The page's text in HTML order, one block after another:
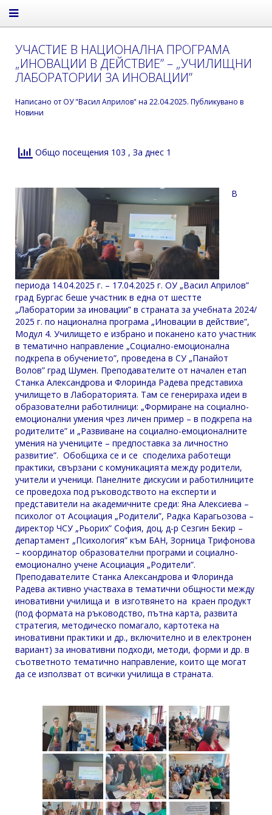
УЧАСТИЕ В НАЦИОНАЛНА ПРОГРАМА
„ИНОВАЦИИ В ДЕЙСТВИЕ” – „УЧИЛИЩНИ
ЛАБОРАТОРИИ ЗА ИНОВАЦИИ”
Написано от ОУ "Васил Априлов" на 22.04.2025. Публикувано в
Новини
Общо посещения 103 , За днес 1
В
периода 14.04.2025 г. – 17.04.2025 г. ОУ „Васил Априлов”
град Бургас беше участник в една от шестте
„Лаборатории за иновации” в страната за учебната 2024/
2025 г. по национална програма „Иновации в действие”,
Модул 4. Училището е избрано и поканено като участник
в тематично направление „Социално-емоционална
подкрепа в обучението”, проведена в СУ „Панайот
Волов” град Шумен. Преподавателите от начален етап
Станка Александрова и Флоринда Радева представиха
училището в Лабораторията. Там се генерираха идеи в
образователни работилници: „Формиране на социално-
емоционални умения чрез личен пример – в подкрепа на
родителите” и „Развиване на социално-емоционалните
умения на учениците – предпоставка за личностно
развитие”. Обобщиха се и се споделиха работещи
практики, свързани с комуникацията между родители,
учители и ученици. Панелните дискусии и работилниците
се проведоха под ръководството на експерти и
представители на академичните среди: Яна Алексиева –
психолог от Асоциация „Родители”, Радка Карагьозова –
директор ЧСУ „Рьорих” София, доц. д-р Сезгин Бекир –
департамент „Психология” към БАН, Зорница Трифонова
– координатор образователни програми и социално-
емоционално учене Асоциация „Родители”.
Преподавателите Станка Александрова и Флоринда
Радева активно участваха в тематични общности между
иновативни училища и в изготвянето на краен продукт
(под формата на ръководство, пътна карта, развита
стратегия, методическо помагало, картотека на
иновативни практики и др., включително и в електронен
вариант) за иновативни подходи, методи, форми и др. в
съответното тематично направление, които ще могат
да се използват от всички училища в страната.